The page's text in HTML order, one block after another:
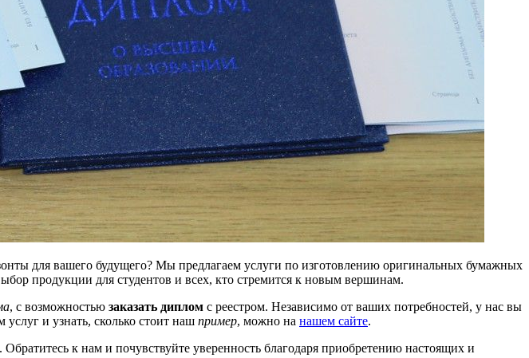
для вашего будущего? Мы предлагаем услуги по изготовлению оригинальных бумажных
продукции для студентов и всех, кто стремится к новым вершинам.
, с возможностью заказать диплом с реестром. Независимо от ваших потребностей, у нас вы
и узнать, сколько стоит наш пример, можно на нашем сайте.
к нам и почувствуйте уверенность благодаря приобретению настоящих и